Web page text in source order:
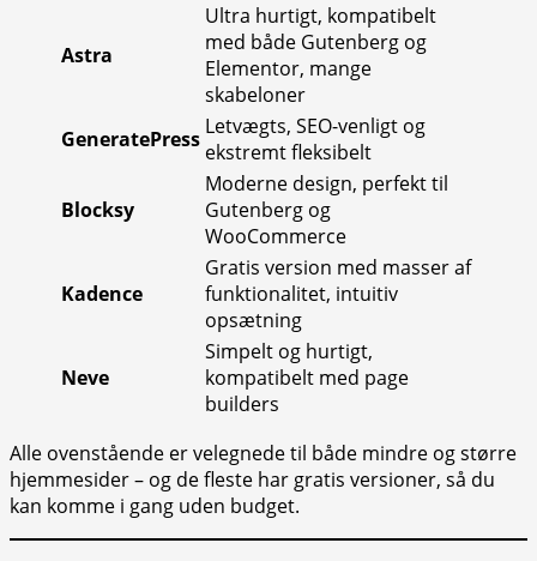
Astra
Ultra hurtigt, kompatibelt
med både Gutenberg og
Elementor, mange
skabeloner
GeneratePress Letvægts, SEO-venligt og
ekstremt fleksibelt
Blocksy
Moderne design, perfekt til
Gutenberg og
WooCommerce
Kadence
Gratis version med masser af
funktionalitet, intuitiv
opsætning
Neve
Simpelt og hurtigt,
kompatibelt med page
builders
Alle ovenstående er velegnede til både mindre og større
hjemmesider – og de fleste har gratis versioner, så du
kan komme i gang uden budget.